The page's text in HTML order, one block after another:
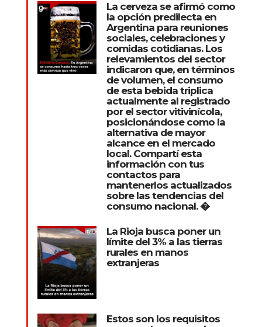
La cerveza se afirmó como
la opción predilecta en
Argentina para reuniones
sociales, celebraciones y
comidas cotidianas. Los
relevamientos del sector
indicaron que, en términos
de volumen, el consumo
de esta bebida triplica
actualmente al registrado
por el sector vitivinícola,
posicionándose como la
alternativa de mayor
alcance en el mercado
local. Compartí esta
información con tus
contactos para
mantenerlos actualizados
sobre las tendencias del
consumo nacional. �
La Rioja busca poner un
límite del 3% a las tierras
rurales en manos
extranjeras
Estos son los requisitos